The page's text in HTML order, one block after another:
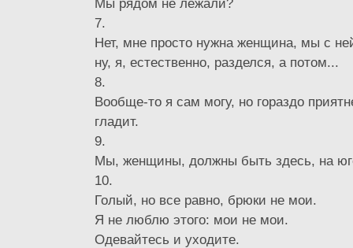
Мы рядом не лежали?
7.
Нет, мне просто нужна женщина, мы с
ну, я, естественно, разделся, а потом...
8.
Вообще-то я сам могу, но гораздо
гладит.
9.
Мы, женщины, должны быть здесь, на
10.
Голый, но все равно, брюки не мои.
Я не люблю этого: мои не мои.
Одевайтесь и уходите.